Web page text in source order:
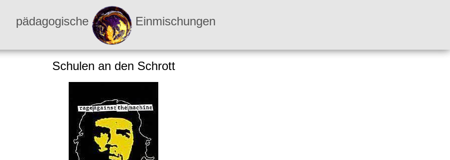
pädagogische Einmischungen